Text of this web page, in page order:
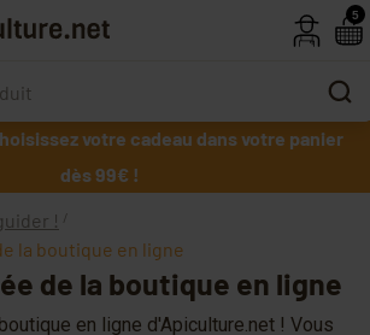
votre cadeau dans votre panier
dès 99€ !
!
la boutique en ligne
de la boutique en ligne
en ligne d'Apiculture.net ! Vous
5